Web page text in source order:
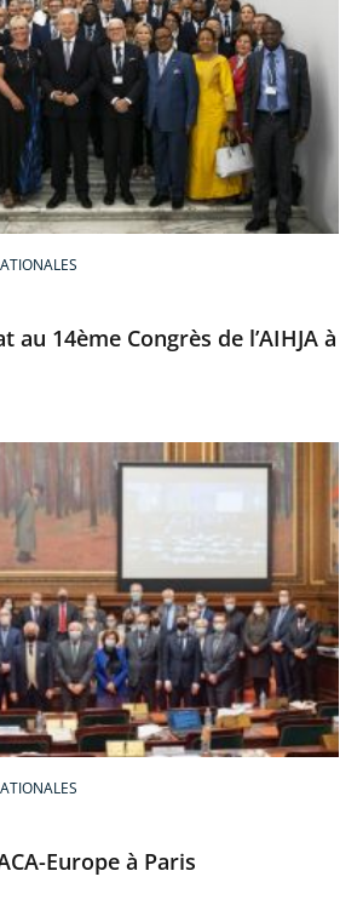
au 14ème Congrès de l’AIHJA à
Europe à Paris